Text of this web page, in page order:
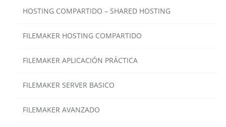
HOSTING COMPARTIDO – SHARED HOSTING
FILEMAKER HOSTING COMPARTIDO
FILEMAKER APLICACIÓN PRÁCTICA
FILEMAKER SERVER BASICO
FILEMAKER AVANZADO